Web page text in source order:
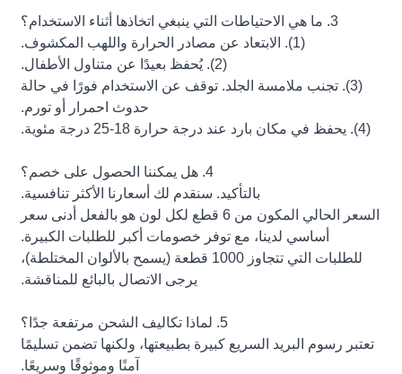
3. ما هي الاحتياطات التي ينبغي اتخاذها أثناء الاستخدام؟
(1). الابتعاد عن مصادر الحرارة واللهب المكشوف.
(2). يُحفظ بعيدًا عن متناول الأطفال.
(3). تجنب ملامسة الجلد. توقف عن الاستخدام فورًا في حالة
حدوث احمرار أو تورم.
(4). يحفظ في مكان بارد عند درجة حرارة 18-25 درجة مئوية.
4. هل يمكننا الحصول على خصم؟
بالتأكيد. سنقدم لك أسعارنا الأكثر تنافسية.
السعر الحالي المكون من 6 قطع لكل لون هو بالفعل أدنى سعر
أساسي لدينا، مع توفر خصومات أكبر للطلبات الكبيرة.
للطلبات التي تتجاوز 1000 قطعة (يسمح بالألوان المختلطة)،
يرجى الاتصال بالبائع للمناقشة.
5. لماذا تكاليف الشحن مرتفعة جدًا؟
تعتبر رسوم البريد السريع كبيرة بطبيعتها، ولكنها تضمن تسليمًا
آمنًا وموثوقًا وسريعًا.